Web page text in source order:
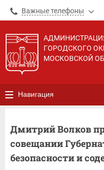
Важные телефоны
ГОРОДСКОГО
МОСКОВСКОЙ
Навигация
Дмитрий Волков
совещании
безопасности и